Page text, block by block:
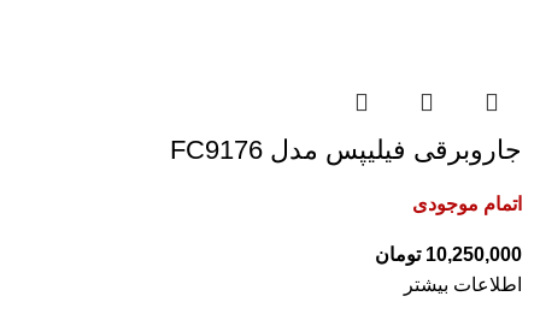
جاروبرقی فیلیپس مدل FC9176
اتمام موجودی
10,250,000 تومان
اطلاعات بیشتر